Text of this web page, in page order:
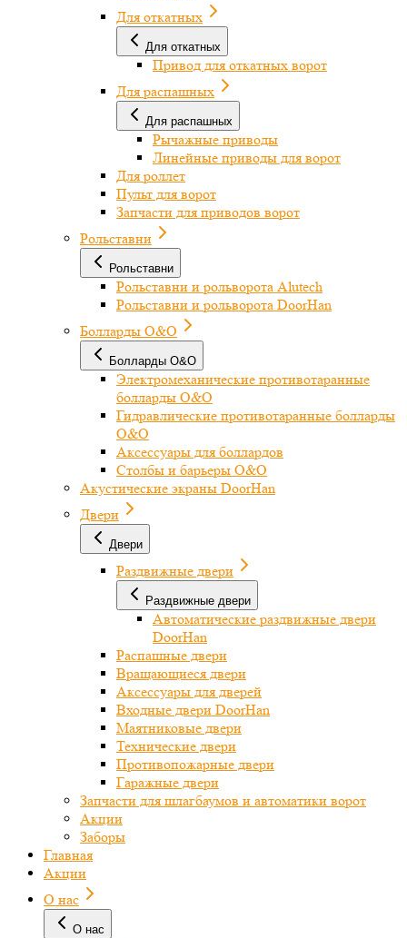
Для откатных
Для откатных
Привод для откатных ворот
Для распашных
Для распашных
Рычажные приводы
Линейные приводы для ворот
Для роллет
Пульт для ворот
Запчасти для приводов ворот
Рольставни
Рольставни
Рольставни и рольворота Alutech
Рольставни и рольворота DoorHan
Болларды O&O
Болларды O&O
Электромеханические противотаранные
болларды O&O
Гидравлические противотаранные болларды
O&O
Аксессуары для боллардов
Столбы и барьеры O&O
Акустические экраны DoorHan
Двери
Двери
Раздвижные двери
Раздвижные двери
Автоматические раздвижные двери
DoorHan
Распашные двери
Вращающиеся двери
Аксессуары для дверей
Входные двери DoorHan
Маятниковые двери
Технические двери
Противопожарные двери
Гаражные двери
Запчасти для шлагбаумов и автоматики ворот
Акции
Заборы
Главная
Акции
О нас
О нас